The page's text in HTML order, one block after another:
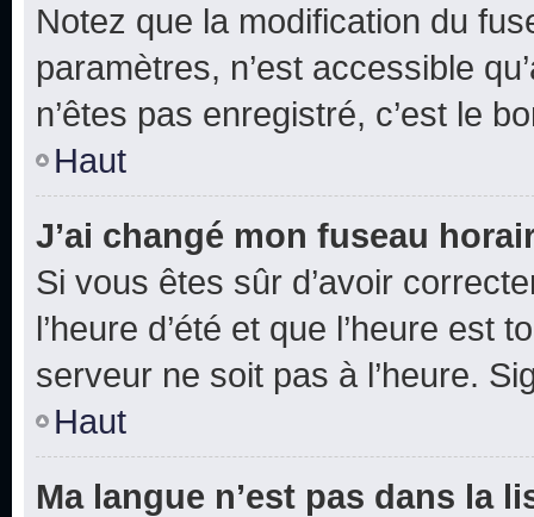
Notez que la modification du
paramètres, n’est accessible
n’êtes pas enregistré, c’est le
Haut
J’ai changé mon fuseau
Si vous êtes sûr d’avoir
l’heure d’été et que l’heure est
serveur ne soit pas à l’heure.
Haut
Ma langue n’est pas dans la